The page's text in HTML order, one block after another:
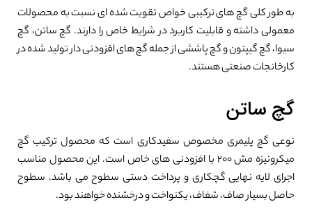
به طور کلی گچ های ترکیبی خواص تقویت شده ای نسبت به محصولات
معمولی داشته و قابلیت کاربرد در شرایط خاص را دارند. گچ ساتن، گچ
سیوا، گچ گیپتون و گچ پاششی از جمله گچ های افزودنی دار تولید شده در
کارخانجات صنعتی هستند.
گچ ساتن
نوعی گچ پلیمری مخصوص سفیدکاری است که محصول ترکیب گچ
میکرونیزه مش ۲۰۰ با افزودنی های خاص است. این محصول مناسب
اجرای لایه نهایی گچکاری و پرداخت دستی سطوح می باشد. سطوح
حاصل بسیار صاف، شفاف، یکنواخت و درخشنده خواهند بود.